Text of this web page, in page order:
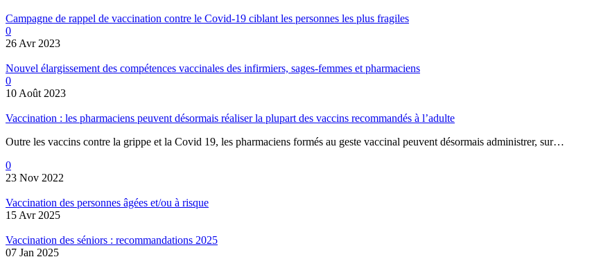
Campagne de rappel de vaccination contre le Covid-19 ciblant les personnes les plus fragiles
0
26 Avr 2023
Nouvel élargissement des compétences vaccinales des infirmiers, sages-femmes et pharmaciens
0
10 Août 2023
Vaccination : les pharmaciens peuvent désormais réaliser la plupart des vaccins recommandés à l’adulte
Outre les vaccins contre la grippe et la Covid 19, les pharmaciens formés au geste vaccinal peuvent désormais administrer, sur…
0
23 Nov 2022
Vaccination des personnes âgées et/ou à risque
15 Avr 2025
Vaccination des séniors : recommandations 2025
07 Jan 2025